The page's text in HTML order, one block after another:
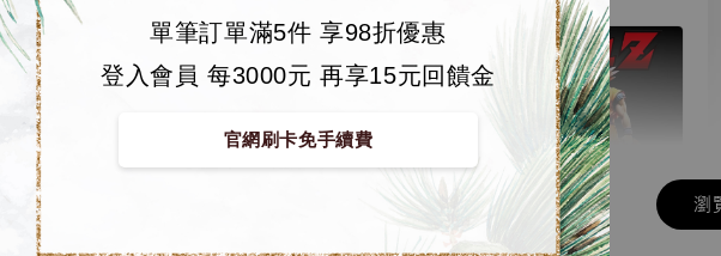
單筆訂單滿5件 享98折優惠
登入會員 每3000元 再享15元回饋金
官網刷卡免手續費
瀏